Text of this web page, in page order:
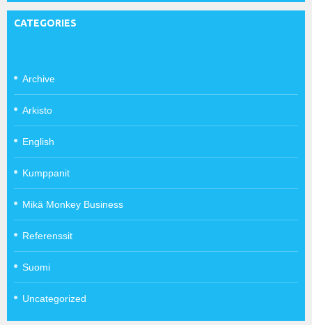
CATEGORIES
Archive
Arkisto
English
Kumppanit
Mikä Monkey Business
Referenssit
Suomi
Uncategorized